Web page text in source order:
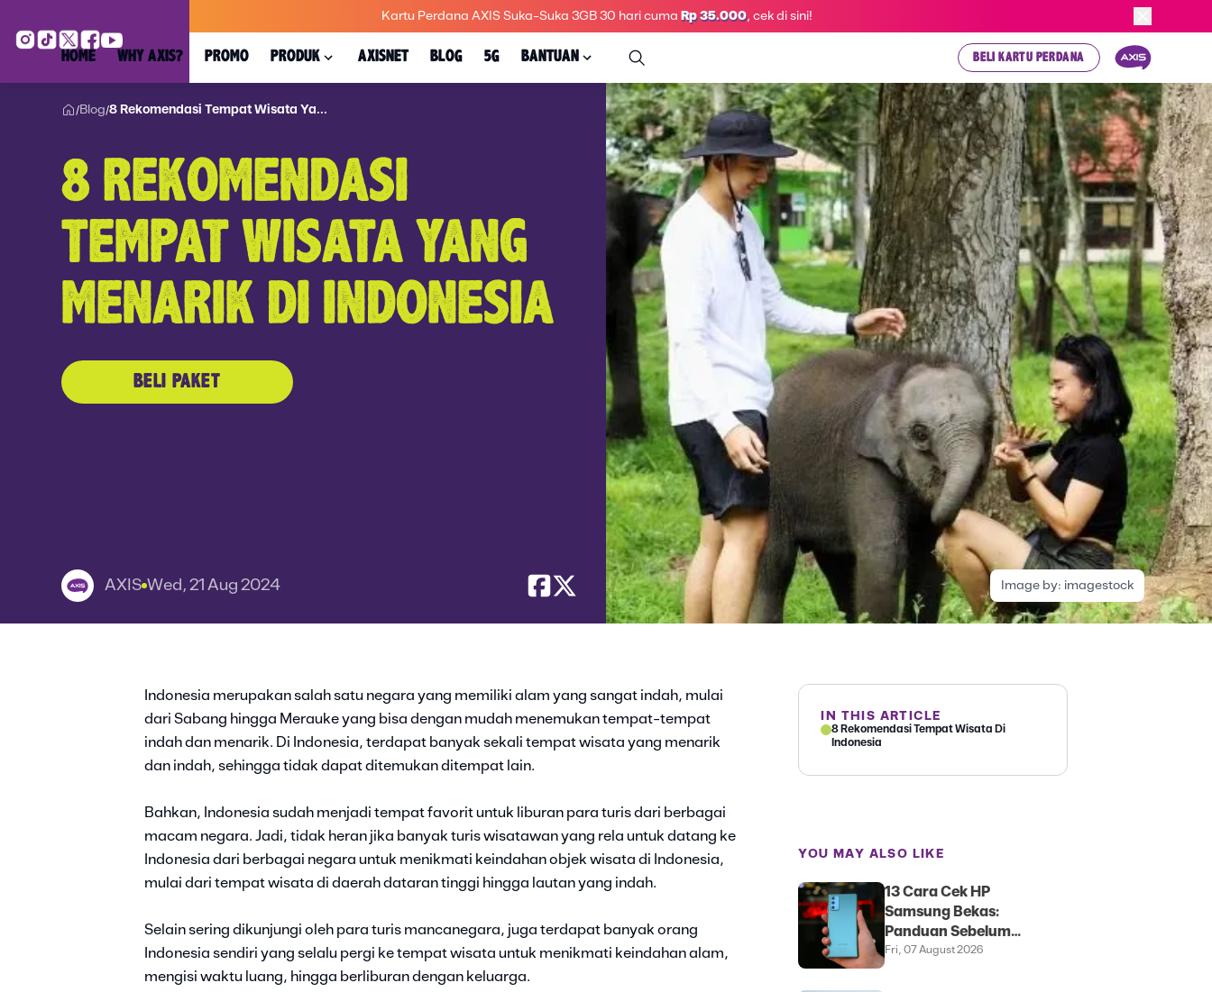
Kartu Perdana AXIS Suka-Suka 3GB 30 hari cuma Rp 35.000, cek di sini!
HOME WHY AXIS? PROMO PRODUK AXISNET BLOG 5G BANTUAN BELI KARTU PERDANA
/Blog/8 Rekomendasi Tempat Wisata Ya...
8 REKOMENDASI
TEMPAT WISATA YANG
MENARIK DI INDONESIA
BELI PAKET
AXIS Wed, 21 Aug 2024 Image by: imagestock
Indonesia merupakan salah satu negara yang memiliki alam yang sangat indah, mulai
dari Sabang hingga Merauke yang bisa dengan mudah menemukan tempat-tempat
indah dan menarik. Di Indonesia, terdapat banyak sekali tempat wisata yang menarik
dan indah, sehingga tidak dapat ditemukan ditempat lain.
Bahkan, Indonesia sudah menjadi tempat favorit untuk liburan para turis dari berbagai
macam negara. Jadi, tidak heran jika banyak turis wisatawan yang rela untuk datang ke
Indonesia dari berbagai negara untuk menikmati keindahan objek wisata di Indonesia,
mulai dari tempat wisata di daerah dataran tinggi hingga lautan yang indah.
Selain sering dikunjungi oleh para turis mancanegara, juga terdapat banyak orang
Indonesia sendiri yang selalu pergi ke tempat wisata untuk menikmati keindahan alam,
mengisi waktu luang, hingga berliburan dengan keluarga.
IN THIS ARTICLE
8 Rekomendasi Tempat Wisata Di
Indonesia
YOU MAY ALSO LIKE
13 Cara Cek HP
Samsung Bekas:
Panduan Sebelum
Membeli
Fri, 07 August 2026